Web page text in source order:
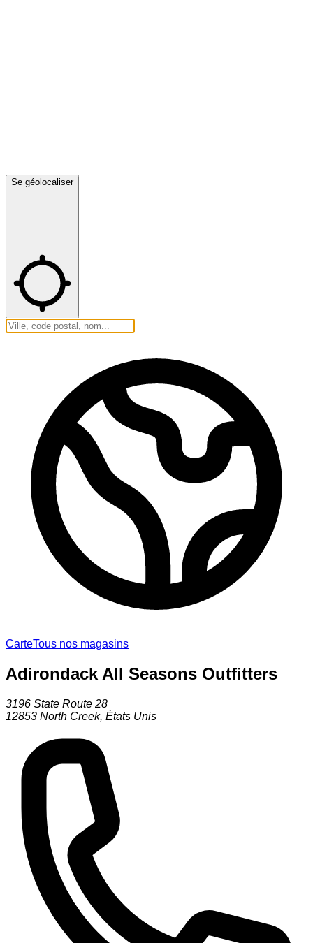
Se géolocaliser
CarteTous nos magasins
Adirondack All Seasons Outfitters
3196 State Route 28
12853 North Creek, États Unis